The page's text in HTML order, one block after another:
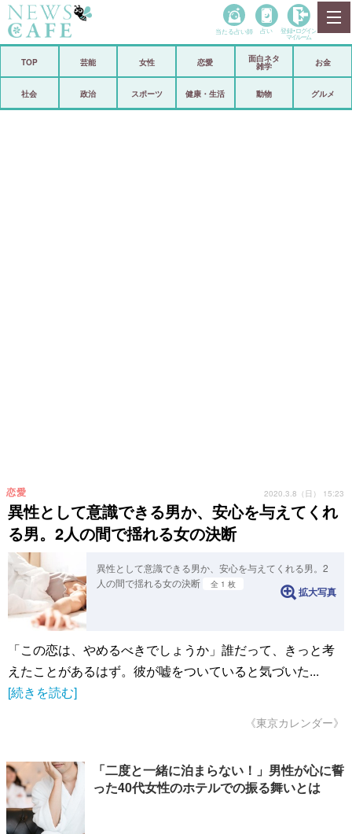
政治
当たる占い師 占い 登録• ログイン
マイルーム
TOP 芸能 女性 恋愛
面白ネタ
雑学
お金
社会 政治 スポーツ 健康・生活 動物 グルメ
異性として意識できる男か、安心を与えてくれ
る男。2人の間で揺れる女の決断
恋愛 2020.3.8（日） 15:23
異性として意識できる男か、安心を与えてくれる男。2
人の間で揺れる女の決断
全 1 枚
拡大写真
「この恋は、やめるべきでしょうか」誰だって、きっと考
えたことがあるはず。彼が嘘をついていると気づいた...
[続きを読む]
《東京カレンダー》
「二度と一緒に泊まらない！」男性が心に誓
った40代女性のホテルでの振る舞いとは